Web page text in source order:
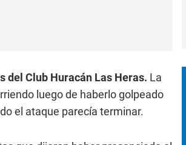
del Club Huracán Las Heras. La
luego de haberlo golpeado
el ataque parecía terminar.